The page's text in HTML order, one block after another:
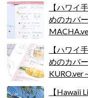
【ハワイ
めのカバ
【ハワイ
めのカバ
KURO.ver
【Hawaii